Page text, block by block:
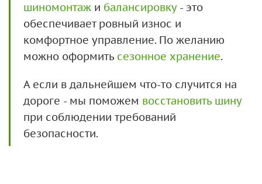
шиномонтаж и балансировку- это
обеспечивает ровный износ и
комфортное управление. По желанию
можно оформить сезонное хранение.
А если в дальнейшем что-то случится на
дороге - мы поможем восстановить шину
при соблюдении требований
безопасности.